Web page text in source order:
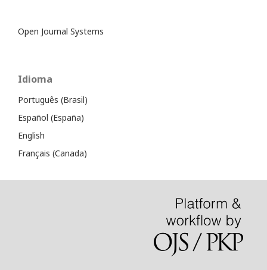
Open Journal Systems
Idioma
Português (Brasil)
Español (España)
English
Français (Canada)